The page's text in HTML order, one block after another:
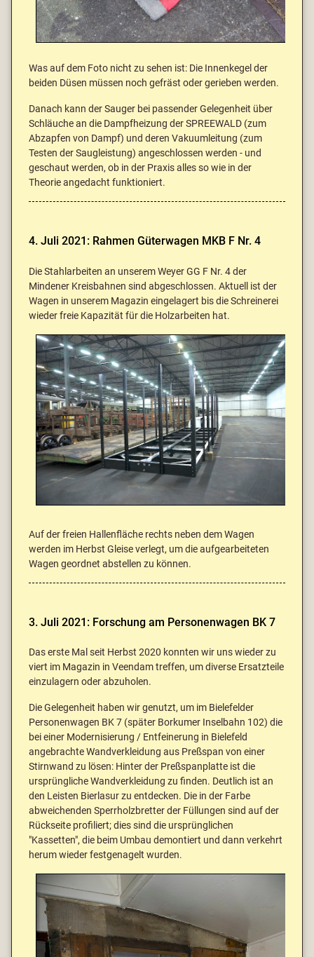
Was auf dem Foto nicht zu sehen ist: Die Innenkegel der
beiden Düsen müssen noch gefräst oder gerieben werden.
Danach kann der Sauger bei passender Gelegenheit über
Schläuche an die Dampfheizung der SPREEWALD (zum
Abzapfen von Dampf) und deren Vakuumleitung (zum
Testen der Saugleistung) angeschlossen werden - und
geschaut werden, ob in der Praxis alles so wie in der
Theorie angedacht funktioniert.
4. Juli 2021: Rahmen Güterwagen MKB F Nr. 4
Die Stahlarbeiten an unserem Weyer GG F Nr. 4 der
Mindener Kreisbahnen sind abgeschlossen. Aktuell ist der
Wagen in unserem Magazin eingelagert bis die Schreinerei
wieder freie Kapazität für die Holzarbeiten hat.
Auf der freien Hallenfläche rechts neben dem Wagen
werden im Herbst Gleise verlegt, um die aufgearbeiteten
Wagen geordnet abstellen zu können.
3. Juli 2021: Forschung am Personenwagen BK 7
Das erste Mal seit Herbst 2020 konnten wir uns wieder zu
viert im Magazin in Veendam treffen, um diverse Ersatzteile
einzulagern oder abzuholen.
Die Gelegenheit haben wir genutzt, um im Bielefelder
Personenwagen BK 7 (später Borkumer Inselbahn 102) die
bei einer Modernisierung / Entfeinerung in Bielefeld
angebrachte Wandverkleidung aus Preßspan von einer
Stirnwand zu lösen: Hinter der Preßspanplatte ist die
ursprüngliche Wandverkleidung zu finden. Deutlich ist an
den Leisten Bierlasur zu entdecken. Die in der Farbe
abweichenden Sperrholzbretter der Füllungen sind auf der
Rückseite profiliert; dies sind die ursprünglichen
"Kassetten", die beim Umbau demontiert und dann verkehrt
herum wieder festgenagelt wurden.